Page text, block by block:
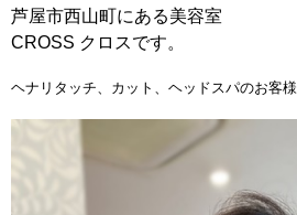
芦屋市西山町にある美容室
CROSS クロスです。
ヘナリタッチ、カット、ヘッドスパのお客様